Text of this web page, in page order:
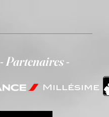
- Partenaires -
Millésime